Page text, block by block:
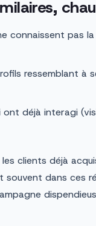
connaissent pas
ressemblant à
déjà interagi
clients déjà
souvent dans ces